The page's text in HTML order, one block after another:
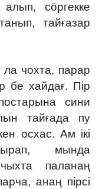
сӧргекке
тайғазар
чохта, парар
бе хайдағ. Пір
сини
тайғада пу
осхас. Ам ікі
мында
паланаң
анаң пірсі